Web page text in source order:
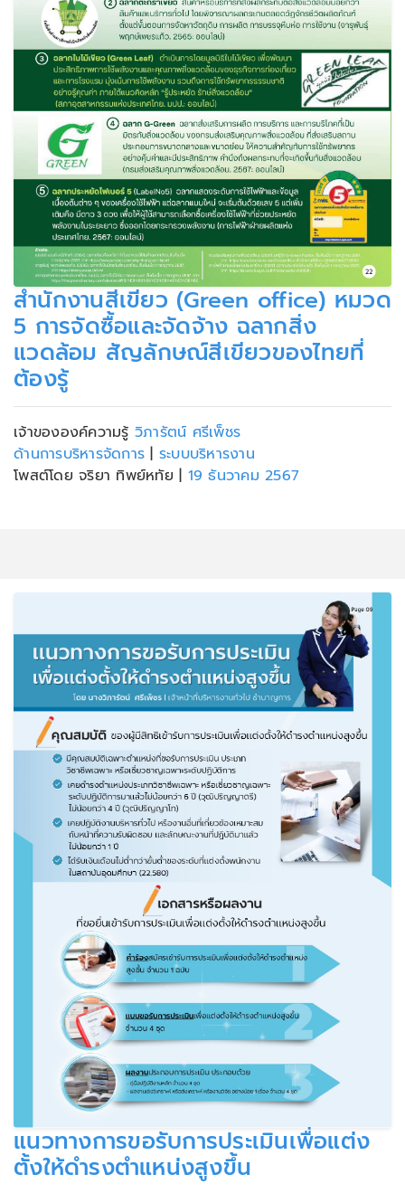
สำนักงานสีเขียว (Green office) หมวด
5 การจัดซื้อและจัดจ้าง ฉลากสิ่ง
แวดล้อม สัญลักษณ์สีเขียวของไทยที่
ต้องรู้
เจ้าขององค์ความรู้ วิภารัตน์ ศรีเพ็ชร
ด้านการบริหารจัดการ| ระบบบริหารงาน
โพสต์โดย จริยา ทิพย์หทัย | 19 ธันวาคม 2567
แนวทางการขอรับการประเมินเพื่อแต่ง
ตั้งให้ดำรงตำแหน่งสูงขึ้น